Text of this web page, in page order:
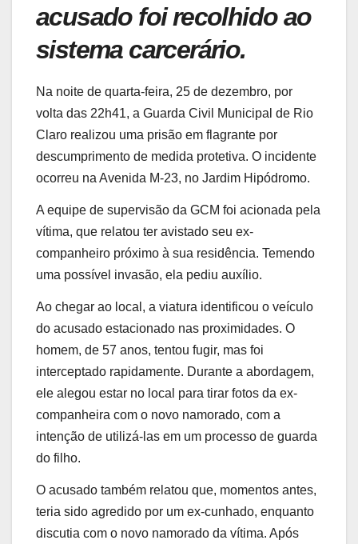
acusado foi recolhido ao
sistema carcerário.
Na noite de quarta-feira, 25 de dezembro, por
volta das 22h41, a Guarda Civil Municipal de Rio
Claro realizou uma prisão em flagrante por
descumprimento de medida protetiva. O incidente
ocorreu na Avenida M-23, no Jardim Hipódromo.
A equipe de supervisão da GCM foi acionada pela
vítima, que relatou ter avistado seu ex-
companheiro próximo à sua residência. Temendo
uma possível invasão, ela pediu auxílio.
Ao chegar ao local, a viatura identificou o veículo
do acusado estacionado nas proximidades. O
homem, de 57 anos, tentou fugir, mas foi
interceptado rapidamente. Durante a abordagem,
ele alegou estar no local para tirar fotos da ex-
companheira com o novo namorado, com a
intenção de utilizá-las em um processo de guarda
do filho.
O acusado também relatou que, momentos antes,
teria sido agredido por um ex-cunhado, enquanto
discutia com o novo namorado da vítima. Após